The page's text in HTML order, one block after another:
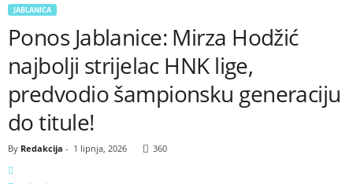
JABLANICA
Ponos Jablanice: Mirza Hodžić
najbolji strijelac HNK lige,
predvodio šampionsku generaciju
do titule!
By Redakcija - 1 lipnja, 2026 360